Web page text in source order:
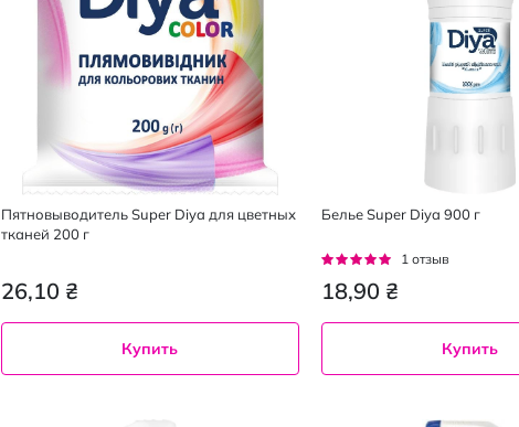
Пятновыводитель Super Diya для цветных
тканей 200 г
26,10 ₴
Купить
Белье Super Diya 900 г
Рейтинг:
1 отзыв
18,90 ₴
Купить